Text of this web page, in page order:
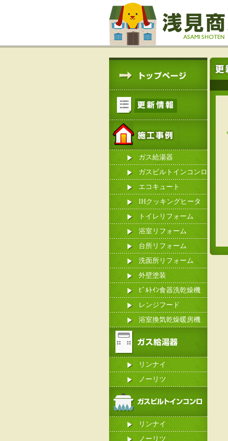
ガス給湯器
ガスビルトインコンロ
エコキュート
IHクッキングヒータ
ー
トイレリフォーム
浴室リフォーム
台所リフォーム
洗面所リフォーム
外壁塗装
ﾋﾞﾙﾄｲﾝ食器洗乾燥機
レンジフード
浴室換気乾燥暖房機
リンナイ
ノーリツ
リンナイ
ノーリツ